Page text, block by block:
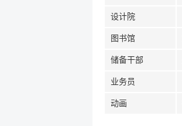
设计院
图书馆
储备干部
业务员
动画